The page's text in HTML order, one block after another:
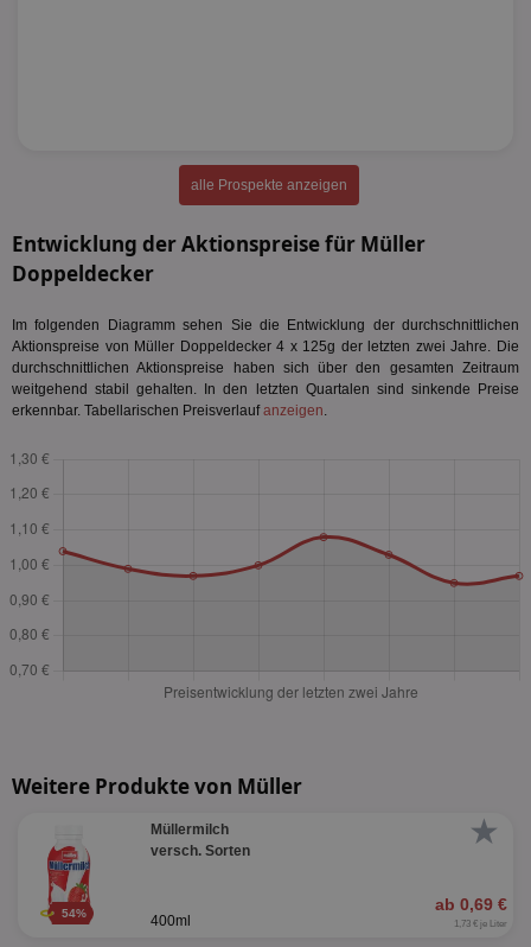
alle Prospekte anzeigen
Entwicklung der Aktionspreise für Müller
Doppeldecker
Im folgenden Diagramm sehen Sie die Entwicklung der durchschnittlichen
Aktionspreise von Müller Doppeldecker 4 x 125g der letzten zwei Jahre. Die
durchschnittlichen Aktionspreise haben sich über den gesamten Zeitraum
weitgehend stabil gehalten. In den letzten Quartalen sind sinkende Preise
erkennbar. Tabellarischen Preisverlaufanzeigen.
Weitere Produkte von Müller
★
54%
Müllermilch
versch. Sorten
ab 0,69 €
400ml 1,73 € je Liter